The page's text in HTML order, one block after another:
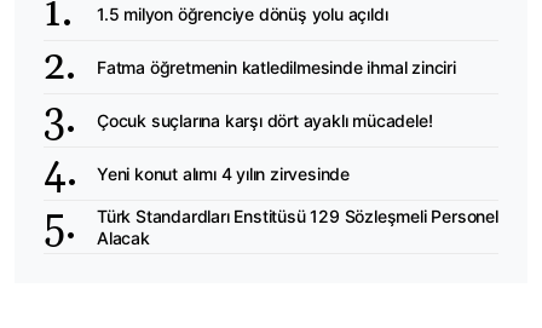
1.5 milyon öğrenciye dönüş yolu açıldı
Fatma öğretmenin katledilmesinde ihmal zinciri
Çocuk suçlarına karşı dört ayaklı mücadele!
Yeni konut alımı 4 yılın zirvesinde
Türk Standardları Enstitüsü 129 Sözleşmeli Personel
Alacak